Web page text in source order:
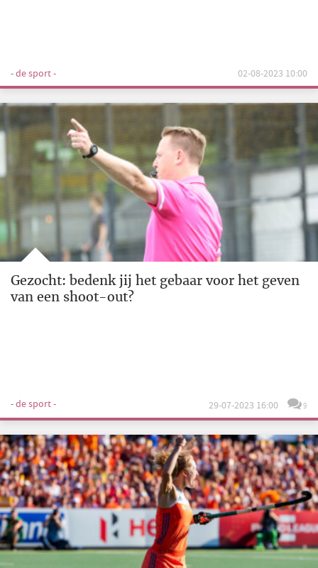
- de sport - 02-08-2023 10:00
Gezocht: bedenk jij het gebaar voor het geven
van een shoot-out?
- de sport - 29-07-2023 16:00 9